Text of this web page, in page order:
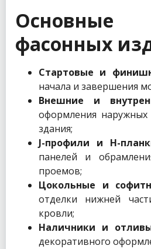
фасонных
Стартовые и
начала и завершения
Внешние и
оформления наружных
здания;
J-профили и H-
панелей и
проемов;
Цокольные и
отделки нижней
кровли;
Наличники и
декоративного